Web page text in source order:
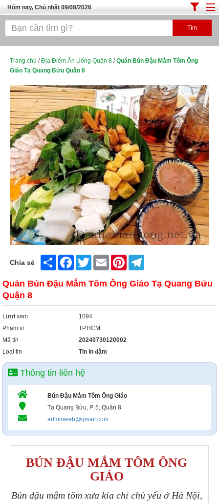
Hôm nay, Chủ nhật 09/08/2026
Trang chủ
Cafe - Kem- Trà Sữa
Thực Phẩm Nông Hải Sản
Top Quán Ăn Sài Gòn
Trang chủ /Địa Điểm Ăn Uống Quận 8 /Quán Bún Đậu Mắm Tôm Ông
Giáo Tạ Quang Bửu Quận 8
Chia sẻ Share FacebookTwitter Email Pinterest
Quán Bún Đậu Mắm Tôm Ông Giáo Tạ Quang Bửu
Quận 8
Lượt xem
1094
Phạm vi
TP.HCM
Mã tin
20240730120002
Loại tin
Tin in đậm
Thông tin liên hệ
Bún Đậu Mắm Tôm Ông Giáo
Tạ Quang Bửu, P. 5, Quận 8
adminweb@gmail.com
BÚN ĐẬU MẮM TÔM ÔNG
GIÁO
Bún đậu mắm tôm xưa kia chỉ chủ yếu ở Hà Nội,